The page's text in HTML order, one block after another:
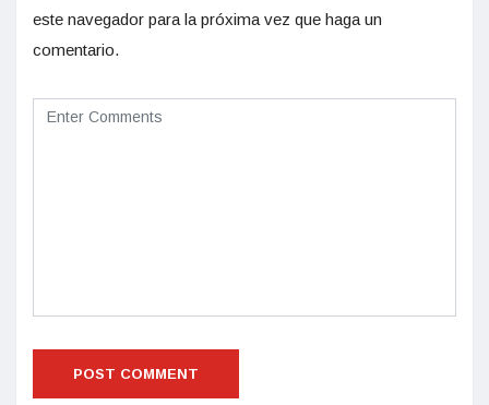
este navegador para la próxima vez que haga un
comentario.